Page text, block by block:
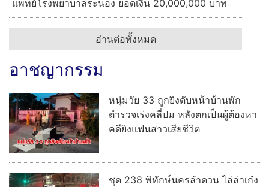
แพทย์โรงพยาบาลระนอง ยอดเงิน 20,000,000 บาท
อ่านต่อทั้งหมด
อาชญากรรม
หนุ่มวัย 33 ถูกยิงดับหน้าบ้านพัก
ตำรวจเร่งคลี่ปม หลังตกเป็นผู้ต้องหา
คดียิงแฟนสาวเสียชีวิต
ชุด 238 พิทักษ์นครลำดวน ไล่ล่าเก๋ง